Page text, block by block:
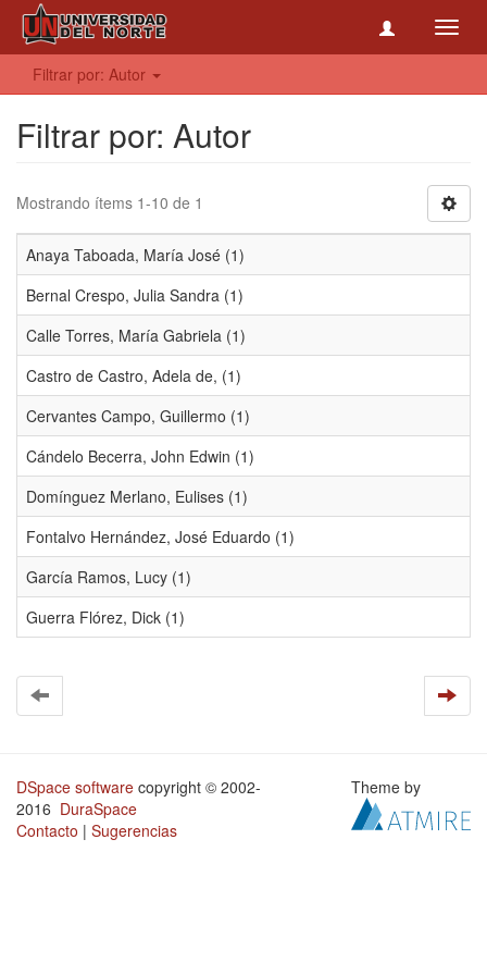
Filtrar por: Autor
Filtrar por: Autor
Mostrando ítems 1-10 de 1
Anaya Taboada, María José (1)
Bernal Crespo, Julia Sandra (1)
Calle Torres, María Gabriela (1)
Castro de Castro, Adela de, (1)
Cervantes Campo, Guillermo (1)
Cándelo Becerra, John Edwin (1)
Domínguez Merlano, Eulises (1)
Fontalvo Hernández, José Eduardo (1)
García Ramos, Lucy (1)
Guerra Flórez, Dick (1)
DSpace software copyright © 2002-
2016 DuraSpace
Contacto | Sugerencias
Theme by